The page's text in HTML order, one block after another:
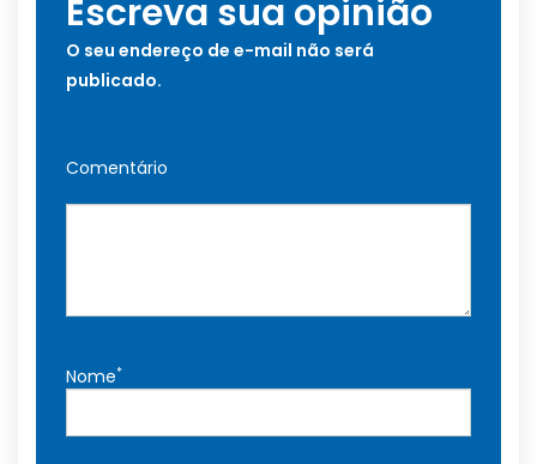
Escreva sua opinião
O seu endereço de e-mail não será
publicado.
Comentário
Nome*